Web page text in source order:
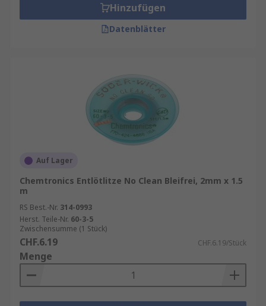
Hinzufügen
Datenblätter
Auf Lager
Chemtronics Entlötlitze No Clean Bleifrei, 2mm x 1.5
m
RS Best.-Nr. 314-0993
Herst. Teile-Nr. 60-3-5
Zwischensumme (1 Stück)
CHF.6.19 CHF.6.19/Stück
Menge